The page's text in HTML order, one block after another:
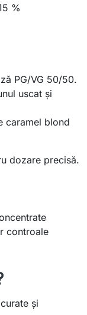
%
PG/VG 50/50.
uscat și
caramel blond
dozare precisă.
controale
și